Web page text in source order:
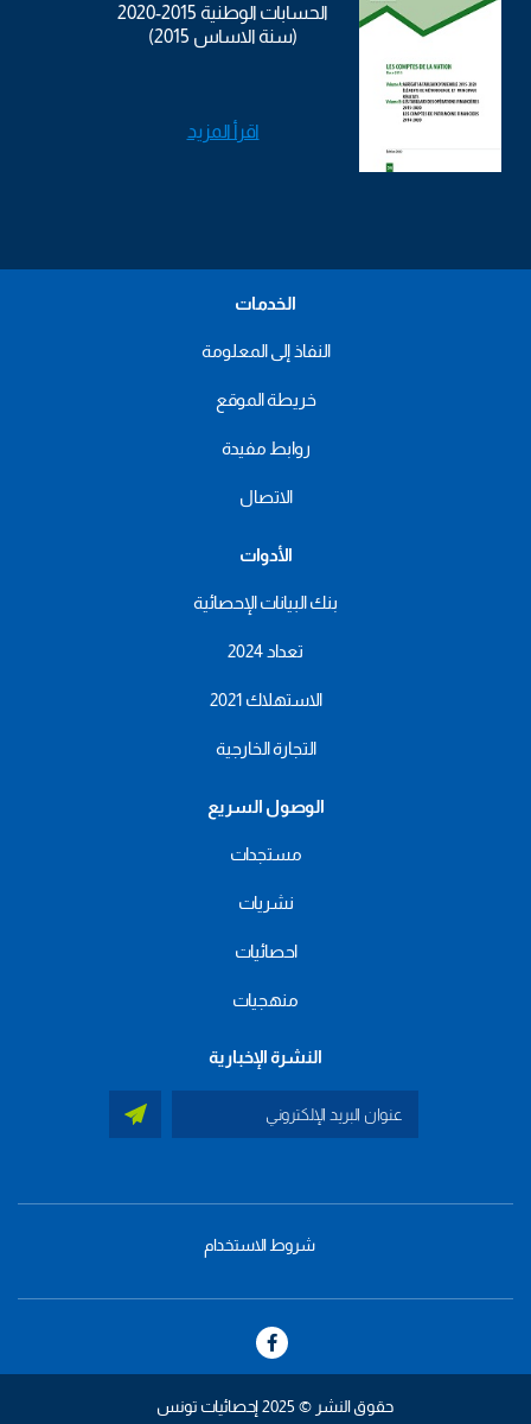
الحسابات الوطنية 2015-2020
(سنة الاساس 2015)
اقرأ المزيد
الخدمات
النفاذ إلى المعلومة
خريطة الموقع
روابط مفيدة
الاتصال
الأدوات
بنك البيانات الإحصائية
تعداد 2024
الاستهلاك 2021
التجارة الخارجية
الوصول السريع
مستجدات
نشريات
احصائيات
منهجيات
النشرة الإخبارية
footer
شروط الاستخدام
حقوق النشر © 2025 إحصائيات تونس